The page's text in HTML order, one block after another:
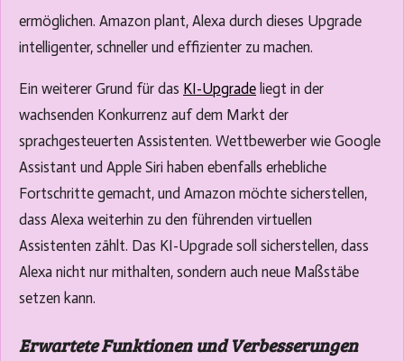
ermöglichen. Amazon plant, Alexa durch dieses Upgrade
intelligenter, schneller und effizienter zu machen.
Ein weiterer Grund für das KI-Upgrade liegt in der
wachsenden Konkurrenz auf dem Markt der
sprachgesteuerten Assistenten. Wettbewerber wie Google
Assistant und Apple Siri haben ebenfalls erhebliche
Fortschritte gemacht, und Amazon möchte sicherstellen,
dass Alexa weiterhin zu den führenden virtuellen
Assistenten zählt. Das KI-Upgrade soll sicherstellen, dass
Alexa nicht nur mithalten, sondern auch neue Maßstäbe
setzen kann.
Erwartete Funktionen und Verbesserungen